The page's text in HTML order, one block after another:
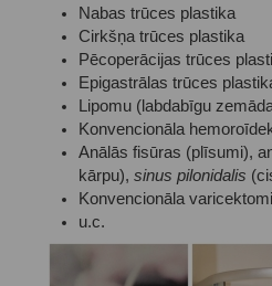
Nabas trūces plastika
Cirkšņa trūces plastika
Pēcoperācijas trūces
Epigastrālas trūces
Lipomu (labdabīgu
Konvencionāla
Anālās fisūras (plīsumi),
kārpu), sinus pilonidalis
Konvencionāla
u.c.